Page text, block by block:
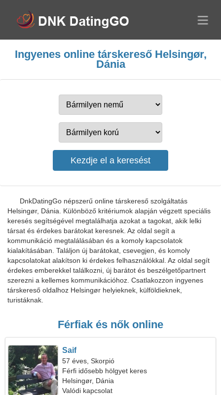
Ingyenes online társkereső Helsingør,
Dánia
DnkDatingGo népszerű online társkereső szolgáltatás
Helsingør, Dánia. Különböző kritériumok alapján végzett speciális
keresés segítségével megtalálhatja azokat a tagokat, akik lelki
társat és érdekes barátokat keresnek. Az oldal segít a
kommunikáció megtalálásában és a komoly kapcsolatok
kialakításában. Találjon új barátokat, csevegjen, és komoly
kapcsolatokat alakítson ki érdekes felhasználókkal. Az oldal segít
érdekes emberekkel találkozni, új barátot és beszélgetőpartnert
szerezni a kellemes kommunikációhoz. Csatlakozzon ingyenes
társkereső oldalhoz Helsingør helyieknek, külföldieknek,
turistáknak.
Férfiak és nők online
Saif
57 éves, Skorpió
Férfi idősebb hölgyet keres
Helsingør, Dánia
Valódi kapcsolat